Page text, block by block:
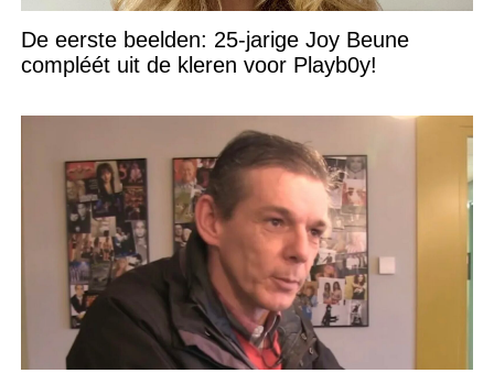
De eerste beelden: 25-jarige Joy Beune
compléét uit de kleren voor Playb0y!